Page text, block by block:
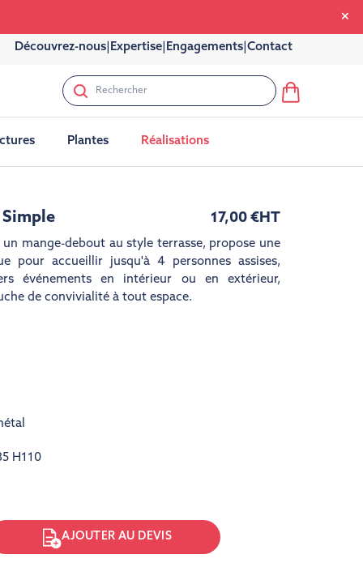
Découvrez-nous| Expertise| Engagements| Contact
Plantes Réalisations
17,00 €HT
un mange-debout au style terrasse, propose une
pour accueillir jusqu'à 4 personnes assises,
événements en intérieur ou en extérieur,
de convivialité à tout espace.
H110
AJOUTER AU DEVIS